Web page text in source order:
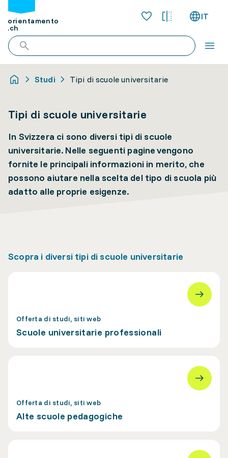
orientamento
.ch
IT
Studi Tipi di scuole universitarie
Tipi di scuole universitarie
In Svizzera ci sono diversi tipi di scuole
universitarie. Nelle seguenti pagine vengono
fornite le principali informazioni in merito, che
possono aiutare nella scelta del tipo di scuola più
adatto alle proprie esigenze.
Scopra i diversi tipi di scuole universitarie
Offerta di studi, siti web
Scuole universitarie professionali
Offerta di studi, siti web
Alte scuole pedagogiche